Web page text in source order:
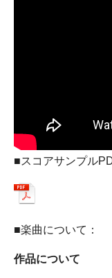
■スコアサンプル
■楽曲について：
作品について